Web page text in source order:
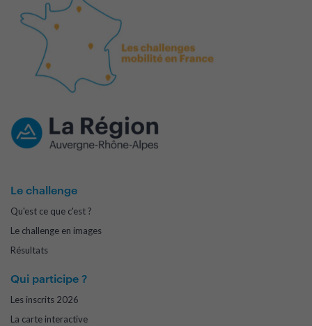
Le challenge
Qu'est ce que c'est ?
Le challenge en images
Résultats
Qui participe ?
Les inscrits 2026
La carte interactive